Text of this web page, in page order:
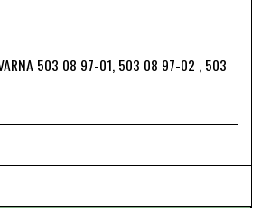
503 08 97-01, 503 08 97-02 , 503